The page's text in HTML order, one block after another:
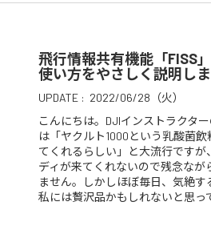
飛行情報共有機能「FISS
使い方をやさしく説明し
UPDATE : 2022/06/28（火）
こんにちは。DJIインストラクタ
は「ヤクルト1000という乳酸菌
てくれるらしい」と大流行ですが
ディが来てくれないので残念なが
ません。しかしほぼ毎日、気絶す
私には贅沢品かもしれないと思